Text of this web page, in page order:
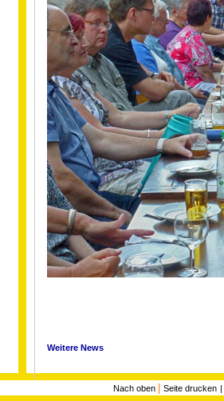
Weitere News
Nach oben Seite drucken